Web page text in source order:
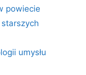
powiecie
umysłu